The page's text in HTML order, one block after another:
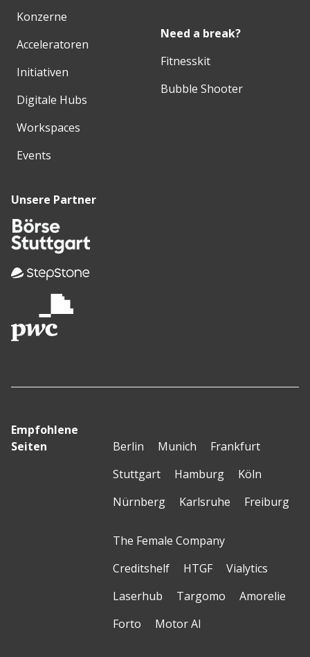
Konzerne
Acceleratoren
Initiativen
Digitale Hubs
Workspaces
Events
Need a break?
Fitnesskit
Bubble Shooter
Unsere Partner
Empfohlene
Seiten
Berlin Munich
Frankfurt
Stuttgart
Hamburg
Köln
Nürnberg
Karlsruhe Freiburg
The Female Company
Creditshelf
HTGF
Vialytics
Laserhub
Targomo
Amorelie
Forto
Motor AI